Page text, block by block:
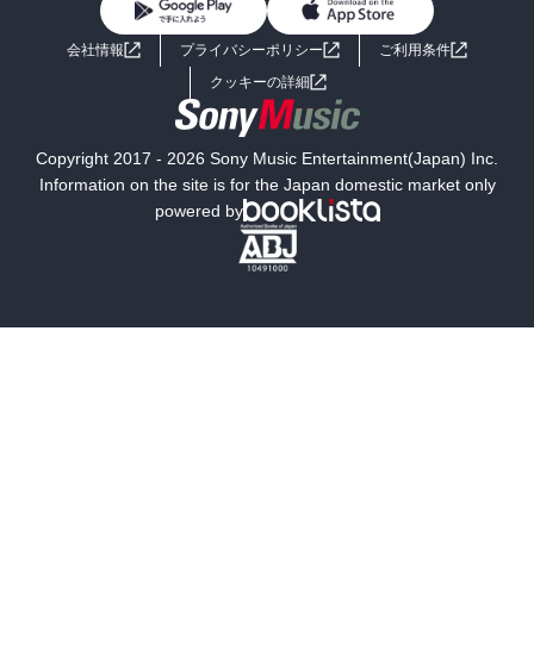
ライトノベル 男子向けラノベ
小説
海外小説
ミステリー SF
文学
よくあるご質問 お問い合わせ
会社情報 プライバシーポリシー
ご利用条件
クッキーの詳細
Copyright 2017 - 2026 Sony Music Entertainment(Japan) Inc.
Information on the site is for the Japan domestic market only
powered by